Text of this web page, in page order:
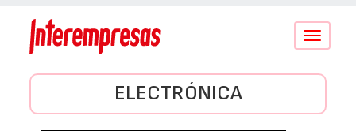
Conmutar
ELECTRÓNICA